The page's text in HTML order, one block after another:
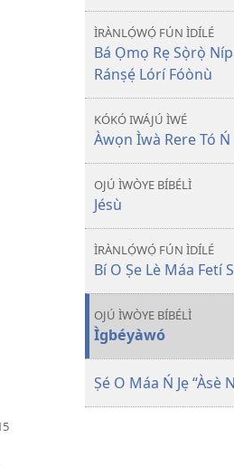
ÌRÀNLỌ́WỌ́ FÚN ÌDÍLÉ
Bá Ọmọ Rẹ Sọ̀rọ̀
Ránṣẹ́ Lórí Fóònù
KÓKÓ IWÁJÚ ÌWÉ
Àwọn Ìwà Rere Tó
OJÚ ÌWÒYE BÍBÉLÌ
Jésù
ÌRÀNLỌ́WỌ́ FÚN ÌDÍLÉ
Bí O Ṣe Lè Máa Fetí
OJÚ ÌWÒYE BÍBÉLÌ
Ìgbéyàwó
Ṣé O Máa Ń Jẹ “Àsè